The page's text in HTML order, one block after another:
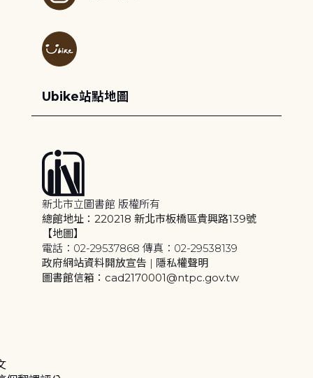
Ubike站點地圖
新北市立圖書館 版權所有
總館地址：220218 新北市板橋區貴興路139號
【地圖】
電話：02-29537868 傳真：02-29538139
政府網站資料開放宣告 | 隱私權聲明
圖書館信箱：cad2170001@ntpc.gov.tw